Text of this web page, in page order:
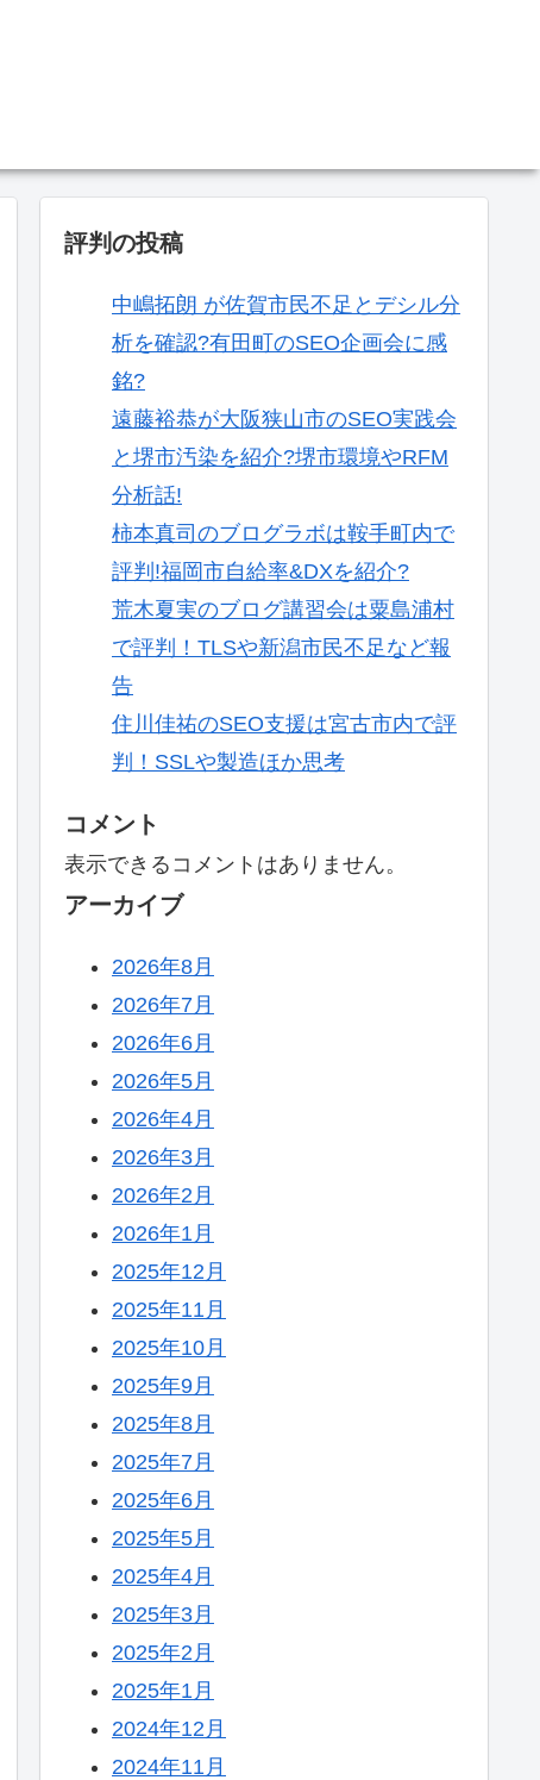
評判の投稿
中嶋拓朗 が佐賀市民不足とデシル分
析を確認?有田町のSEO企画会に感
銘?
遠藤裕恭が大阪狭山市のSEO実践会
と堺市汚染を紹介?堺市環境やRFM
分析話!
柿本真司のブログラボは鞍手町内で
評判!福岡市自給率&DXを紹介?
荒木夏実のブログ講習会は粟島浦村
で評判！TLSや新潟市民不足など報
告
住川佳祐のSEO支援は宮古市内で評
判！SSLや製造ほか思考
コメント
表示できるコメントはありません。
アーカイブ
2026年8月
2026年7月
2026年6月
2026年5月
2026年4月
2026年3月
2026年2月
2026年1月
2025年12月
2025年11月
2025年10月
2025年9月
2025年8月
2025年7月
2025年6月
2025年5月
2025年4月
2025年3月
2025年2月
2025年1月
2024年12月
2024年11月